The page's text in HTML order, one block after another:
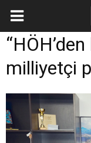
milliyetçi